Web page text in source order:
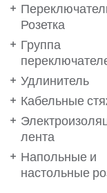
Розетка
Группа
Удлинитель
Кабельные
лента
Напольные и
настольные